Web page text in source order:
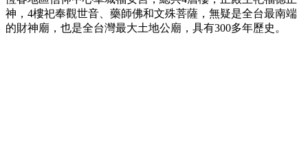
神，4樓祀奉觀世音、藥師佛和文殊菩薩，無疑是全台最南端
的財神廟，也是全台灣最大土地公廟，具有300多年歷史。